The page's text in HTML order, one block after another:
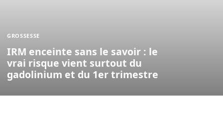
GROSSESSE
IRM enceinte sans le savoir : le
vrai risque vient surtout du
gadolinium et du 1er trimestre